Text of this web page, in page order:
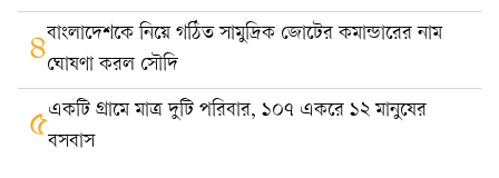
৪বাংলাদেশকে নিয়ে গঠিত সামুদ্রিক জোটের কমান্ডারের নাম
ঘোষণা করল সৌদি
৫একটি গ্রামে মাত্র দুটি পরিবার, ১০৭ একরে ১২ মানুষের
বসবাস